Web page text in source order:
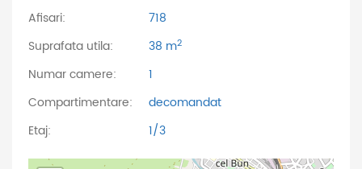
Afisari:
718
Suprafata utila:
38 m2
Numar camere:
1
Compartimentare:
decomandat
Etaj:
1/3